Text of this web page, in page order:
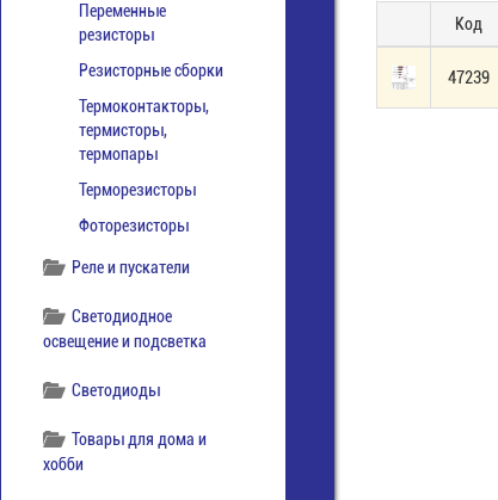
Переменные
резисторы
Резисторные сборки
Термоконтакторы,
термисторы,
термопары
Терморезисторы
Фоторезисторы
Реле и пускатели
Светодиодное
освещение и подсветка
Светодиоды
Товары для дома и
хобби
Код
47239